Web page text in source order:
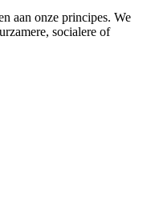
aan onze principes. We
socialere of